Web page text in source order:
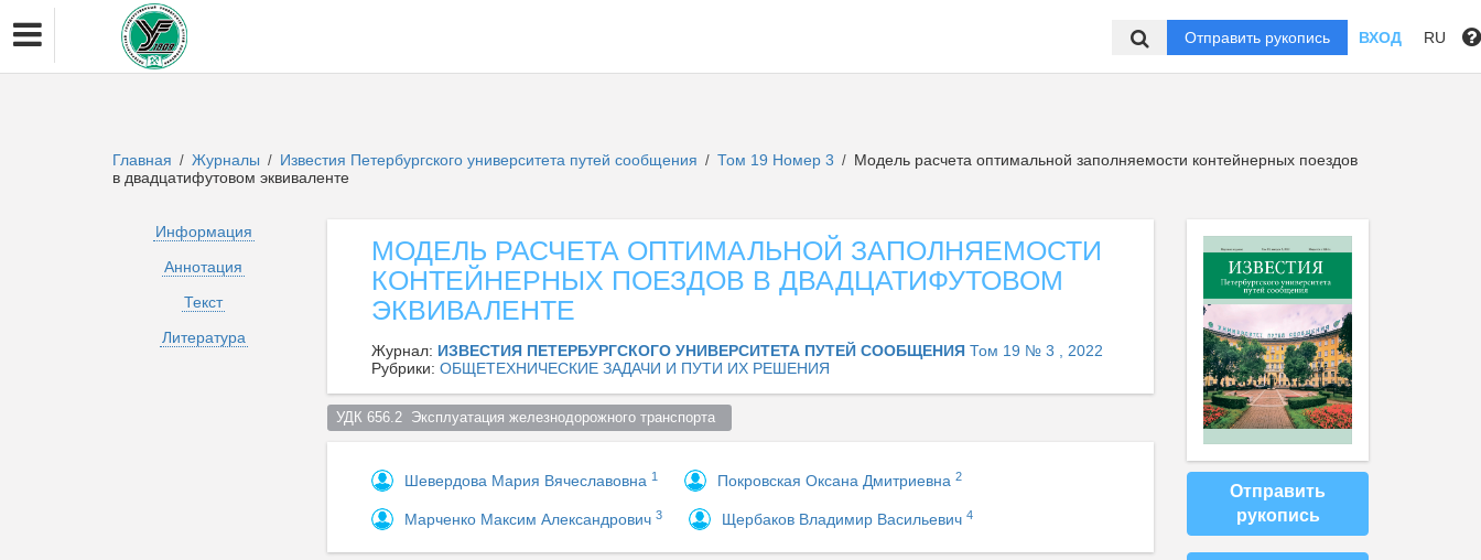
Отправить рукопись ВХОД RU
Главная / Журналы / Известия Петербургского университета путей сообщения / Том 19 Номер 3 / Модель расчета оптимальной заполняемости контейнерных поездов
в двадцатифутовом эквиваленте
Информация
Аннотация
Текст
Литература
МОДЕЛЬ РАСЧЕТА ОПТИМАЛЬНОЙ ЗАПОЛНЯЕМОСТИ
КОНТЕЙНЕРНЫХ ПОЕЗДОВ В ДВАДЦАТИФУТОВОМ
ЭКВИВАЛЕНТЕ
Журнал: ИЗВЕСТИЯ ПЕТЕРБУРГСКОГО УНИВЕРСИТЕТА ПУТЕЙ СООБЩЕНИЯ Том 19 № 3 , 2022
Рубрики: ОБЩЕТЕХНИЧЕСКИЕ ЗАДАЧИ И ПУТИ ИХ РЕШЕНИЯ
УДК 656.2  Эксплуатация железнодорожного транспорта
Шевердова Мария Вячеславовна 1 Покровская Оксана Дмитриевна 2
Марченко Максим Александрович 3 Щербаков Владимир Васильевич 4
Отправить
рукопись